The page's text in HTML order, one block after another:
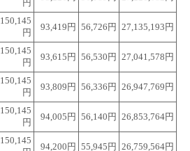
円
150,145
円
93,419円 56,726円 27,135,193円
150,145
円
93,615円 56,530円 27,041,578円
150,145
円
93,809円 56,336円 26,947,769円
150,145
円
94,005円 56,140円 26,853,764円
150,145
94,200円 55,945円 26,759,564円